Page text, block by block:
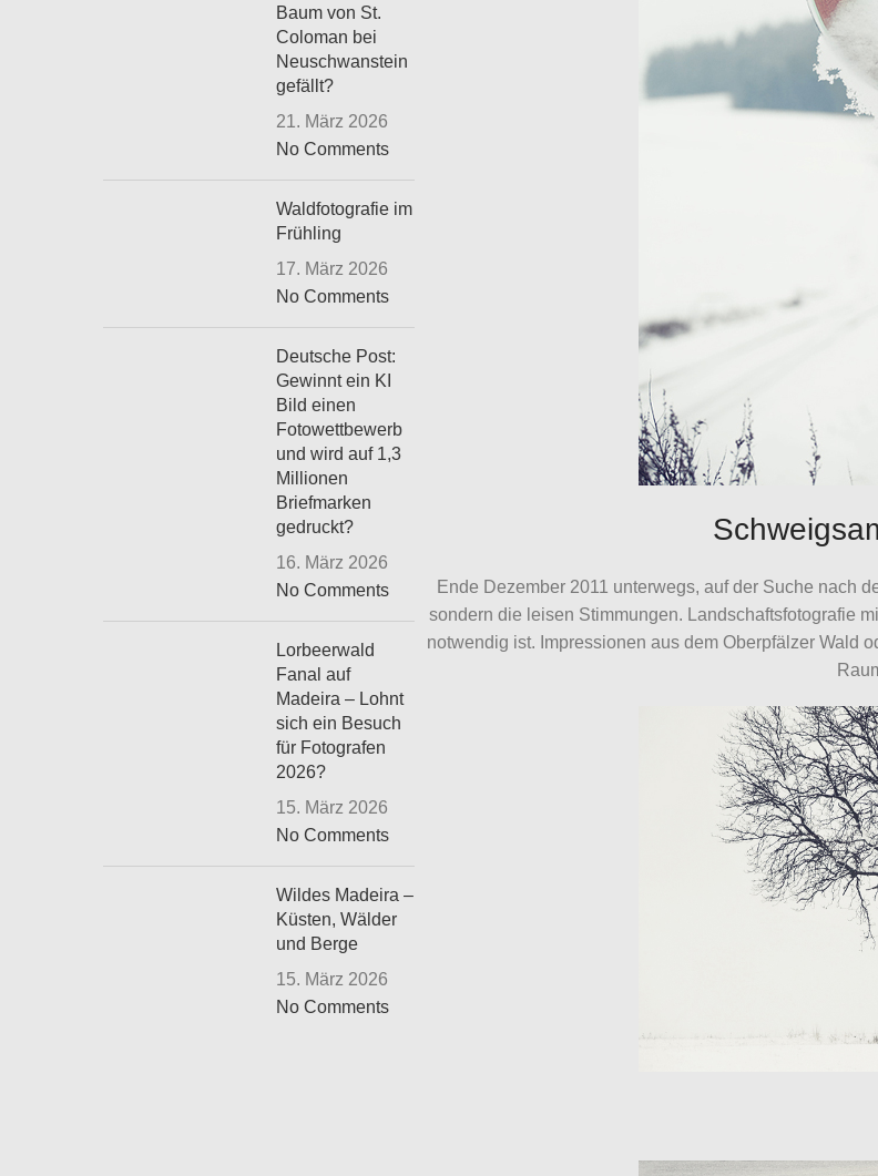
Ende Dezember 2011 unterwegs, auf der Suche nach
sondern die leisen Stimmungen. Landschaftsfotografie
notwendig ist. Impressionen aus dem Oberpfälzer Wald
Baum von St.
Coloman bei
Neuschwanstein
gefällt?
21. März 2026
No Comments
Waldfotografie im
Frühling
17. März 2026
No Comments
Deutsche Post:
Gewinnt ein KI
Bild einen
Fotowettbewerb
und wird auf 1,3
Millionen
Briefmarken
gedruckt?
16. März 2026
No Comments
Lorbeerwald
Fanal auf
Madeira – Lohnt
sich ein Besuch
für Fotografen
2026?
15. März 2026
No Comments
Wildes Madeira –
Küsten, Wälder
und Berge
15. März 2026
No Comments